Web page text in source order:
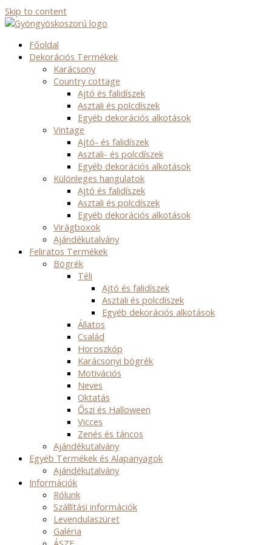
Skip to content
Főoldal
Dekorációs Termékek
Karácsony
Country cottage
Ajtó és falidíszek
Asztali és polcdíszek
Egyéb dekorációs alkotások
Vintage
Ajtó- és falidíszek
Asztali- és polcdíszek
Egyéb dekorációs alkotások
Különleges hangulatok
Ajtó és falidíszek
Asztali és polcdíszek
Egyéb dekorációs alkotások
Virágboxok
Ajándékutalvány
Feliratos Termékek
Bögrék
Téli
Ajtó és falidíszek
Asztali és polcdíszek
Egyéb dekorációs alkotások
Állatos
Család
Horoszkóp
Karácsonyi bögrék
Motivációs
Neves
Oktatás
Őszi és Halloween
Vicces
Zenés és táncos
Ajándékutalvány
Egyéb Termékek és Alapanyagok
Ajándékutalvány
Információk
Rólunk
Szállítási információk
Levendulaszüret
Galéria